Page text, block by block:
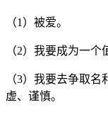
（1）被爱。
（2）我要成为一个
（3）我要去争取
虚、谨慎。